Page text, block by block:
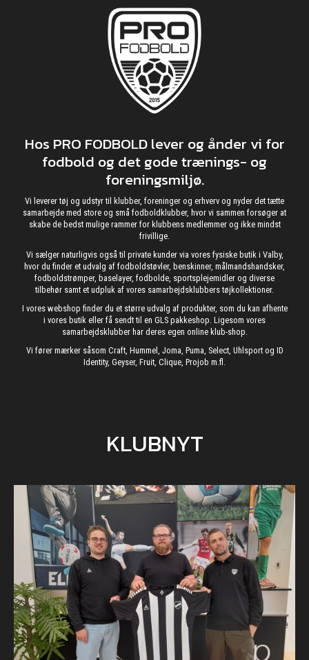
Hos PRO FODBOLD lever og ånder vi for
fodbold og det gode trænings- og
foreningsmiljø.
Vi leverer tøj og udstyr til klubber, foreninger og erhverv og nyder det tætte
samarbejde med store og små fodboldklubber, hvor vi sammen forsøger at
skabe de bedst mulige rammer for klubbens medlemmer og ikke mindst
frivillige.
Vi sælger naturligvis også til private kunder via vores fysiske butik i Valby,
hvor du finder et udvalg af fodboldstøvler, benskinner, målmandshandsker,
fodboldstrømper, baselayer, fodbolde, sportsplejemidler og diverse
tilbehør samt et udpluk af vores samarbejdsklubbers tøjkollektioner.
I vores webshop finder du et større udvalg af produkter, som du kan afhente
i vores butik eller få sendt til en GLS pakkeshop. Ligesom vores
samarbejdsklubber har deres egen online klub-shop.
Vi fører mærker såsom Craft, Hummel, Joma, Puma, Select, Uhlsport og ID
Identity, Geyser, Fruit, Clique, Projob m.fl.
KLUBNYT